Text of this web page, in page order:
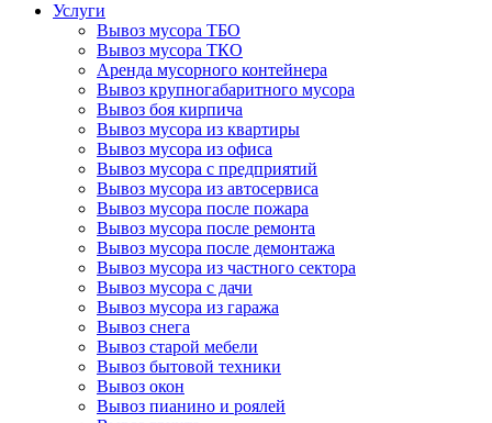
Услуги
Вывоз мусора ТБО
Вывоз мусора ТКО
Аренда мусорного контейнера
Вывоз крупногабаритного мусора
Вывоз боя кирпича
Вывоз мусора из квартиры
Вывоз мусора из офиса
Вывоз мусора с предприятий
Вывоз мусора из автосервиса
Вывоз мусора после пожара
Вывоз мусора после ремонта
Вывоз мусора после демонтажа
Вывоз мусора из частного сектора
Вывоз мусора с дачи
Вывоз мусора из гаража
Вывоз снега
Вывоз старой мебели
Вывоз бытовой техники
Вывоз окон
Вывоз пианино и роялей